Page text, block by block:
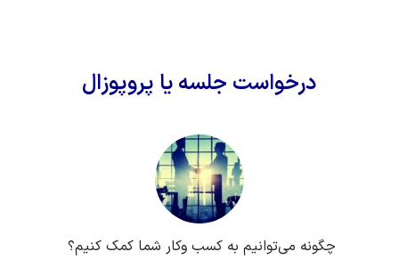
درخواست جلسه یا پروپوزال
چگونه می‌توانیم به کسب ‌وکار شما کمک کنیم؟